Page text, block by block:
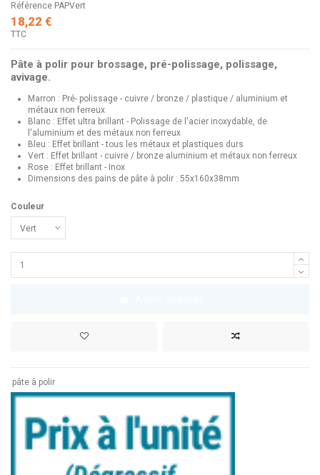
Référence PAPVert
18,22 €
TTC
Pâte à polir pour brossage, pré-polissage, polissage,
avivage.
Marron : Pré- polissage - cuivre / bronze / plastique / aluminium et
métaux non ferreux
Blanc : Effet ultra brillant - Polissage de l'acier inoxydable, de
l'aluminium et des métaux non ferreux
Bleu : Effet brillant - tous les métaux et plastiques durs
Vert : Effet brillant - cuivre / bronze aluminium et métaux non ferreux
Rose : Effet brillant - Inox
Dimensions des pains de pâte à polir : 55x160x38mm
Couleur
pâte à polir